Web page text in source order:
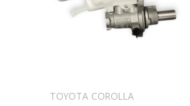
TOYOTA COROLLA